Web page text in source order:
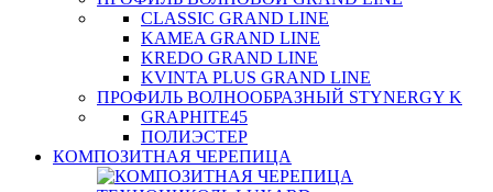
CLASSIC GRAND LINE
KAMEA GRAND LINE
KREDO GRAND LINE
KVINTA PLUS GRAND LINE
ПРОФИЛЬ ВОЛНООБРАЗНЫЙ STYNERGY K
GRAPHITE45
ПОЛИЭСТЕР
КОМПОЗИТНАЯ ЧЕРЕПИЦА